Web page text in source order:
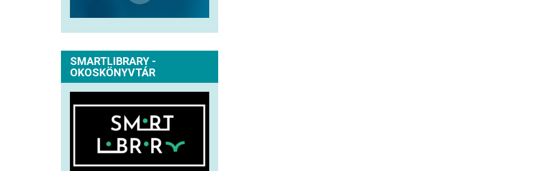
SMARTLIBRARY -
OKOSKÖNYVTÁR